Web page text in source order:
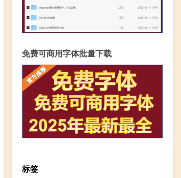
免费可商用字体批量下载
标签